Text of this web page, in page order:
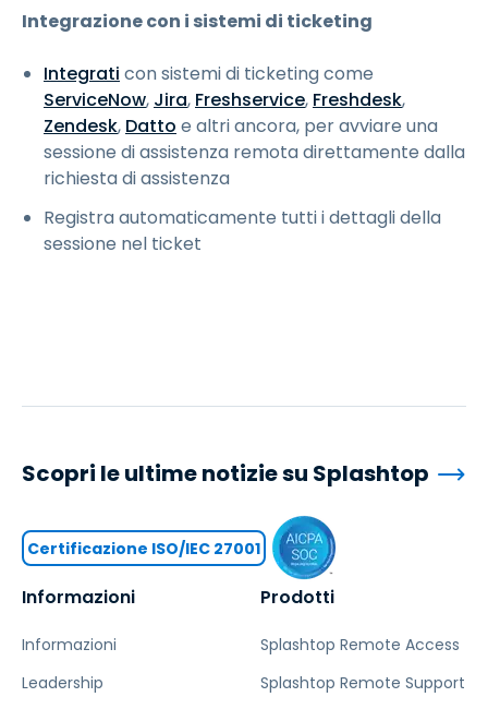
Integrazione con i sistemi di ticketing
Integrati con sistemi di ticketing come
ServiceNow, Jira, Freshservice, Freshdesk,
Zendesk, Datto e altri ancora, per avviare una
sessione di assistenza remota direttamente dalla
richiesta di assistenza
Registra automaticamente tutti i dettagli della
sessione nel ticket
Informazioni
Informazioni
Leadership
Prodotti
Splashtop Remote Access
Splashtop Remote Support
Scopri le ultime notizie su Splashtop
Certificazione ISO/IEC 27001